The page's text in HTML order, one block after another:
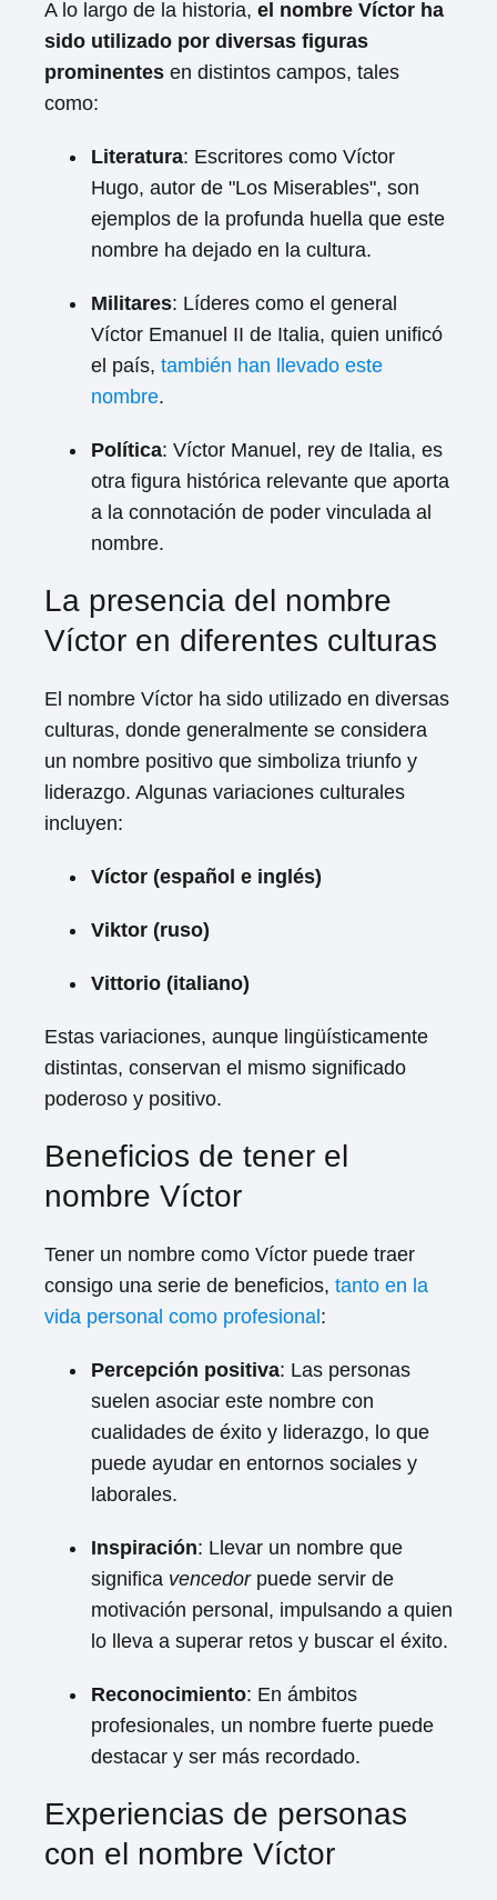
A lo largo de la historia, el nombre Víctor ha
sido utilizado por diversas figuras
prominentes en distintos campos, tales
como:
Literatura: Escritores como Víctor
Hugo, autor de "Los Miserables", son
ejemplos de la profunda huella que este
nombre ha dejado en la cultura.
Militares: Líderes como el general
Víctor Emanuel II de Italia, quien unificó
el país, también han llevado este
nombre.
Política: Víctor Manuel, rey de Italia, es
otra figura histórica relevante que aporta
a la connotación de poder vinculada al
nombre.
La presencia del nombre
Víctor en diferentes culturas
El nombre Víctor ha sido utilizado en diversas
culturas, donde generalmente se considera
un nombre positivo que simboliza triunfo y
liderazgo. Algunas variaciones culturales
incluyen:
Víctor (español e inglés)
Viktor (ruso)
Vittorio (italiano)
Estas variaciones, aunque lingüísticamente
distintas, conservan el mismo significado
poderoso y positivo.
Beneficios de tener el
nombre Víctor
Tener un nombre como Víctor puede traer
consigo una serie de beneficios, tanto en la
vida personal como profesional :
Percepción positiva: Las personas
suelen asociar este nombre con
cualidades de éxito y liderazgo, lo que
puede ayudar en entornos sociales y
laborales.
Inspiración: Llevar un nombre que
significa vencedorpuede servir de
motivación personal, impulsando a quien
lo lleva a superar retos y buscar el éxito.
Reconocimiento: En ámbitos
profesionales, un nombre fuerte puede
destacar y ser más recordado.
Experiencias de personas
con el nombre Víctor